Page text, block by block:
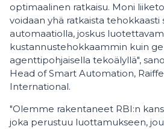
optimaalinen ratkaisu. Moni
voidaan yhä ratkaista tehokkaasti
automaatiolla, joskus
kustannustehokkaammin kuin
agenttipohjaisella tekoälyllä",
Head of Smart Automation,
International.
"Olemme rakentaneet RBI:n
joka perustuu luottamukseen,